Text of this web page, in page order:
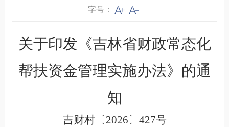
字号：
关于印发《吉林省财政常态化
帮扶资金管理实施办法》的通
知
吉财村〔2026〕427号